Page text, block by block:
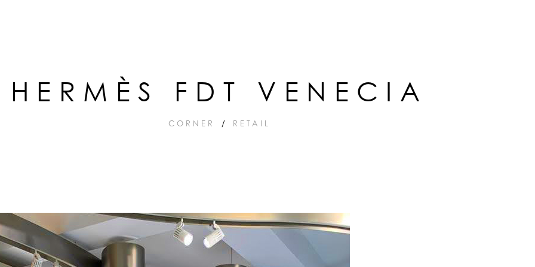
CORNER / RETAIL
HERMÈS FDT VENECIA